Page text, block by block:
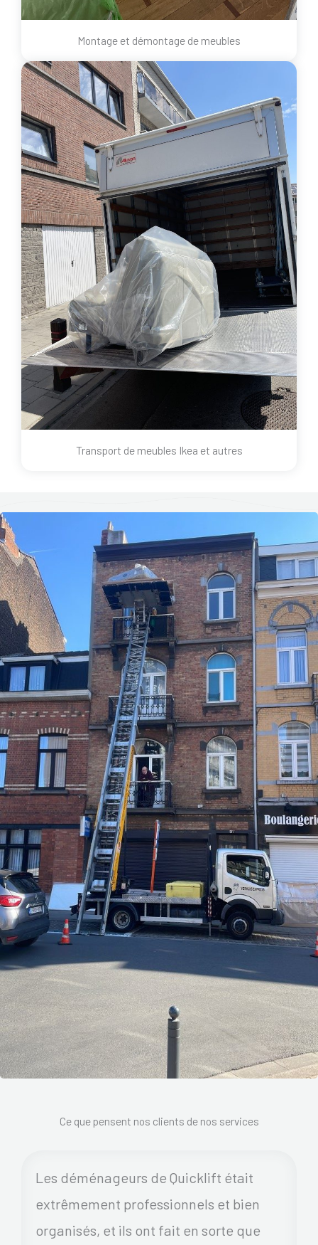
Montage et démontage de meubles
Transport de meubles Ikea et autres
Ce que pensent nos clients de nos services
Les déménageurs de Quicklift était
extrêmement professionnels et bien
organisés, et ils ont fait en sorte que